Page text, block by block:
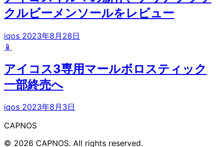
クルビーメンソールをレビュー
iqos 2023年8月28日
📱
アイコス3専用マールボロスティック
一部終売へ
iqos 2023年8月3日
CAPNOS
© 2026 CAPNOS. All rights reserved.